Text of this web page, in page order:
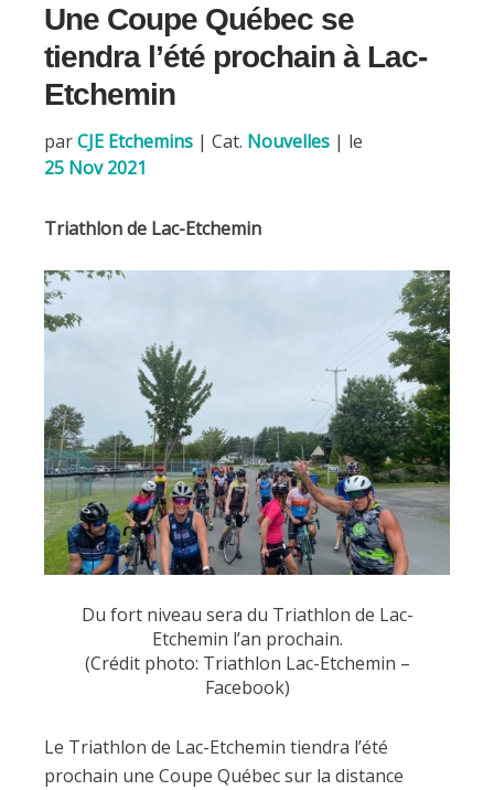
o
o
Une Coupe Québec se
tiendra l’été prochain à Lac-
Etchemin
parCJE Etchemins | Cat. Nouvelles | le
25 Nov 2021
Triathlon de Lac-Etchemin
Du fort niveau sera du Triathlon de Lac-
Etchemin l’an prochain.
(Crédit photo: Triathlon Lac-Etchemin –
Facebook)
Le Triathlon de Lac-Etchemin tiendra l’été
prochain une Coupe Québec sur la distance